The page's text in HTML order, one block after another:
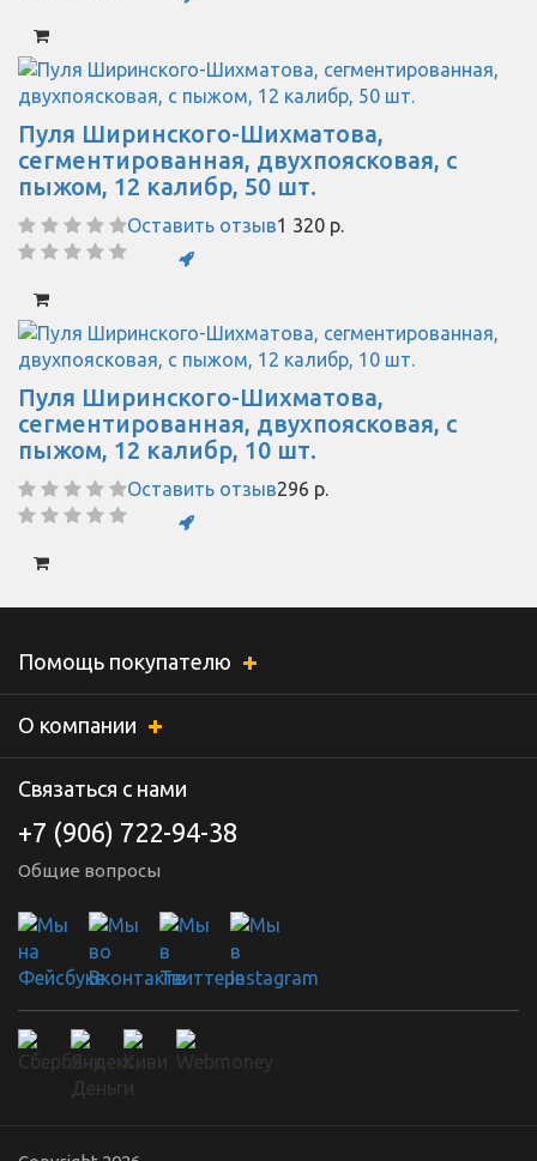
Пуля Ширинского-Шихматова,
сегментированная, двухпоясковая, с
пыжом, 12 калибр, 50 шт.
Оставить отзыв1 320 р.
Пуля Ширинского-Шихматова,
сегментированная, двухпоясковая, с
пыжом, 12 калибр, 10 шт.
Оставить отзыв296 р.
Помощь покупателю
О компании
Связаться с нами
+7 (906) 722-94-38
Общие вопросы